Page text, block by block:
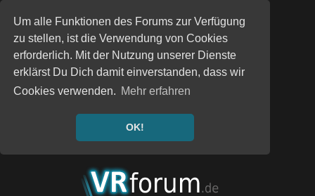
Um alle Funktionen des Forums zur Verfügung
zu stellen, ist die Verwendung von Cookies
erforderlich. Mit der Nutzung unserer Dienste
erklärst Du Dich damit einverstanden, dass wir
Cookies verwenden. Mehr erfahren
OK!